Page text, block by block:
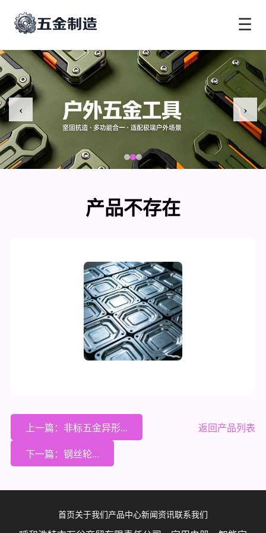
☰
‹ ›
产品不存在
上一篇：非标五金异形... 返回产品列表
下一篇：钢丝轮...
首页 关于我们 产品中心新闻资讯联系我们